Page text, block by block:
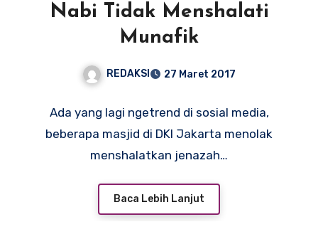
Nabi Tidak Menshalati
Munafik
REDAKSI 27 Maret 2017
Ada yang lagi ngetrend di sosial media,
beberapa masjid di DKI Jakarta menolak
menshalatkan jenazah…
Baca Lebih Lanjut